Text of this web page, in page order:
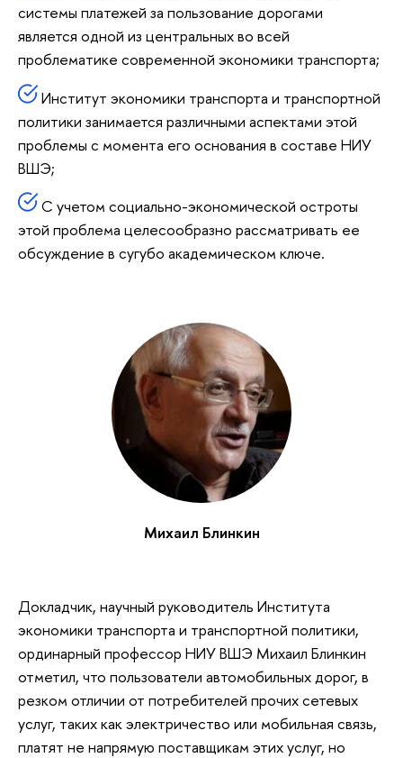
системы платежей за пользование дорогами
является одной из центральных во всей
проблематике современной экономики транспорта;
Институт экономики транспорта и транспортной
политики занимается различными аспектами этой
проблемы с момента его основания в составе НИУ
ВШЭ;
С учетом социально-экономической остроты
этой проблема целесообразно рассматривать ее
обсуждение в сугубо академическом ключе.
Михаил Блинкин
Докладчик, научный руководитель Института
экономики транспорта и транспортной политики,
ординарный профессор НИУ ВШЭ Михаил Блинкин
отметил, что пользователи автомобильных дорог, в
резком отличии от потребителей прочих сетевых
услуг, таких как электричество или мобильная связь,
платят не напрямую поставщикам этих услуг, но